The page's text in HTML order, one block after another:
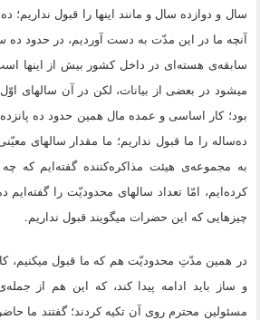
سال و دوازده سال و مانند اینها را قبول
آنچه ما در این مدّت به دست آوردیم، در حدود
سابقه‌ى هسته‌اى در داخل کشور بیش از اینها
میشود در بعضى از بیانات، لکن در آن سالهاى اوّل
بود؛ کار اساسى و عمده مال همین حدود ده
ده‌ساله را ما قبول نداریم؛ ما مقدار سالهاى
به مجموعه‌ى هیئت مذاکره‌کننده گفته‌ایم که
کرده‌ایم، امّا تعداد سالهاى محدودیّت را
چیزهایى که این حضرات میگویند قبول نداریم.
در همین مدّتِ محدودیّت هم که ما قبول میکنیم،
و ساز باید ادامه پیدا کند، که این هم از
مسئولین محترم روى آن تکیه کردند؛ گفتند ما